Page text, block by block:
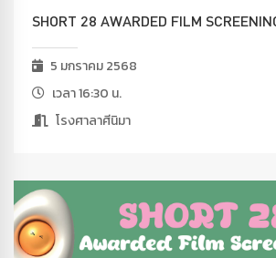
SHORT 28 AWARDED FILM
5 มกราคม 2568
เวลา 16:30 น.
โรงศาลาศีนิมา